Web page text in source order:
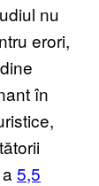
nu
erori,
în
5,5